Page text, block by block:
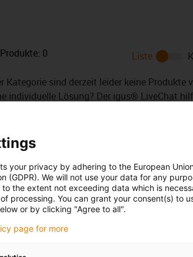
0 Liste
Kategorie sind derzeit leider keine
individuelle Lösung? Der igus® LiveChat
auch
Beratung
your privacy by adhering to the European
(GDPR). We will not use your data for any
the extent not exceeding data which is
processing. You can grant your consent(s) to
or by clicking "Agree to all".
page for more